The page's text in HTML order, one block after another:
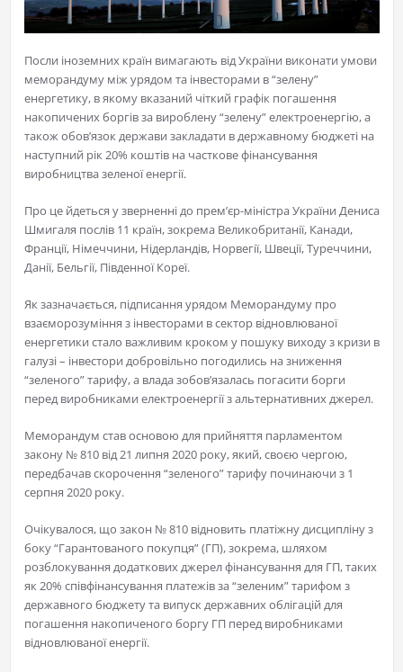
Посли іноземних країн вимагають від України виконати умови
меморандуму між урядом та інвесторами в “зелену”
енергетику, в якому вказаний чіткий графік погашення
накопичених боргів за вироблену “зелену” електроенергію, а
також обов’язок держави закладати в державному бюджеті на
наступний рік 20% коштів на часткове фінансування
виробництва зеленої енергії.
Про це йдеться у зверненні до прем’єр-міністра України Дениса
Шмигаля послів 11 країн, зокрема Великобританії, Канади,
Франції, Німеччини, Нідерландів, Норвегії, Швеції, Туреччини,
Данії, Бельгії, Південної Кореї.
Як зазначається, підписання урядом Меморандуму про
взаєморозуміння з інвесторами в сектор відновлюваної
енергетики стало важливим кроком у пошуку виходу з кризи в
галузі – інвестори добровільно погодились на зниження
“зеленого” тарифу, а влада зобов’язалась погасити борги
перед виробниками електроенергії з альтернативних джерел.
Меморандум став основою для прийняття парламентом
закону № 810 від 21 липня 2020 року, який, своєю чергою,
передбачав скорочення “зеленого” тарифу починаючи з 1
серпня 2020 року.
Очікувалося, що закон № 810 відновить платіжну дисципліну з
боку “Гарантованого покупця” (ГП), зокрема, шляхом
розблокування додаткових джерел фінансування для ГП, таких
як 20% співфінансування платежів за “зеленим” тарифом з
державного бюджету та випуск державних облігацій для
погашення накопиченого боргу ГП перед виробниками
відновлюваної енергії.